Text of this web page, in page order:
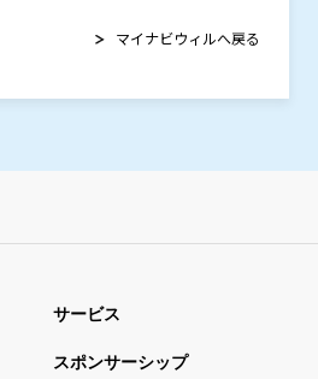
マイナビウィルへ戻る
サービス
スポンサーシップ